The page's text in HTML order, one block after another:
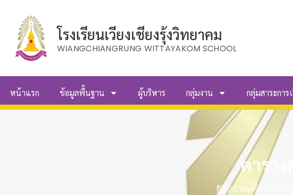
โรงเรียนเวียงเชียงรุ้งวิทยาคม
WIANGCHIANGRUNG WITTAYAKOM SCHOOL
หน้าแรก ข้อมูลพื้นฐาน ผู้บริหาร กลุ่มงาน กลุ่มสาระการ
ตารา
20 พฤศจิกายน 2025